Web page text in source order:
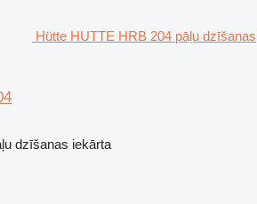
Hütte HUTTE HRB 204 pāļu dzīšanas
dzīšanas iekārta